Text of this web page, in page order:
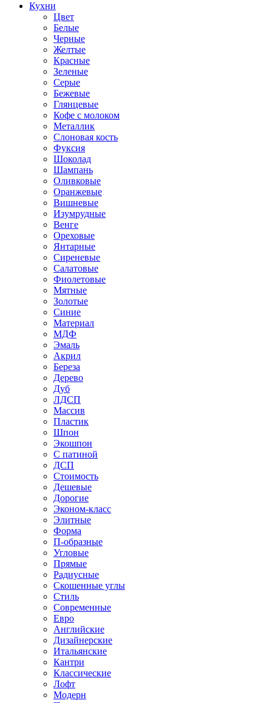
Кухни
Цвет
Белые
Черные
Желтые
Красные
Зеленые
Серые
Бежевые
Глянцевые
Кофе с молоком
Металлик
Слоновая кость
Фуксия
Шоколад
Шампань
Оливковые
Оранжевые
Вишневые
Изумрудные
Венге
Ореховые
Янтарные
Сиреневые
Салатовые
Фиолетовые
Мятные
Золотые
Синие
Материал
МДФ
Эмаль
Акрил
Береза
Дерево
Дуб
ЛДСП
Массив
Пластик
Шпон
Экошпон
С патиной
ДСП
Стоимость
Дешевые
Дорогие
Эконом-класс
Элитные
Форма
П-образные
Угловые
Прямые
Радиусные
Скошенные углы
Стиль
Современные
Евро
Английские
Дизайнерские
Итальянские
Кантри
Классические
Лофт
Модерн